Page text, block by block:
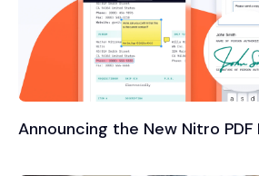
Announcing the New Nitro PDF